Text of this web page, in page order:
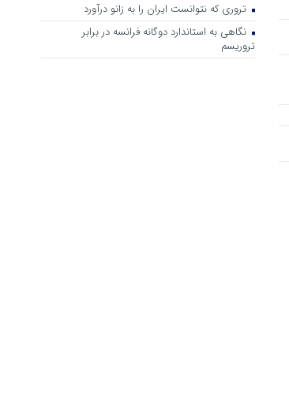
تروری که نتوانست ایران را به زانو درآورد
نگاهی به استاندارد دوگانه فرانسه در برابر
تروریسم